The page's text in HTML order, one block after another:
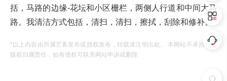
括，马路的边缘-花坛和小区栅栏，两侧人行道和中间大马
路。我清洁方式包括，清扫，清扫，擦拭，刮除和修补。
*以上内容由所属艺客发布或授权发布，转载请注明出处。 本网站不承担相应
版权归属责任，如有侵权可联系网站申诉或删除